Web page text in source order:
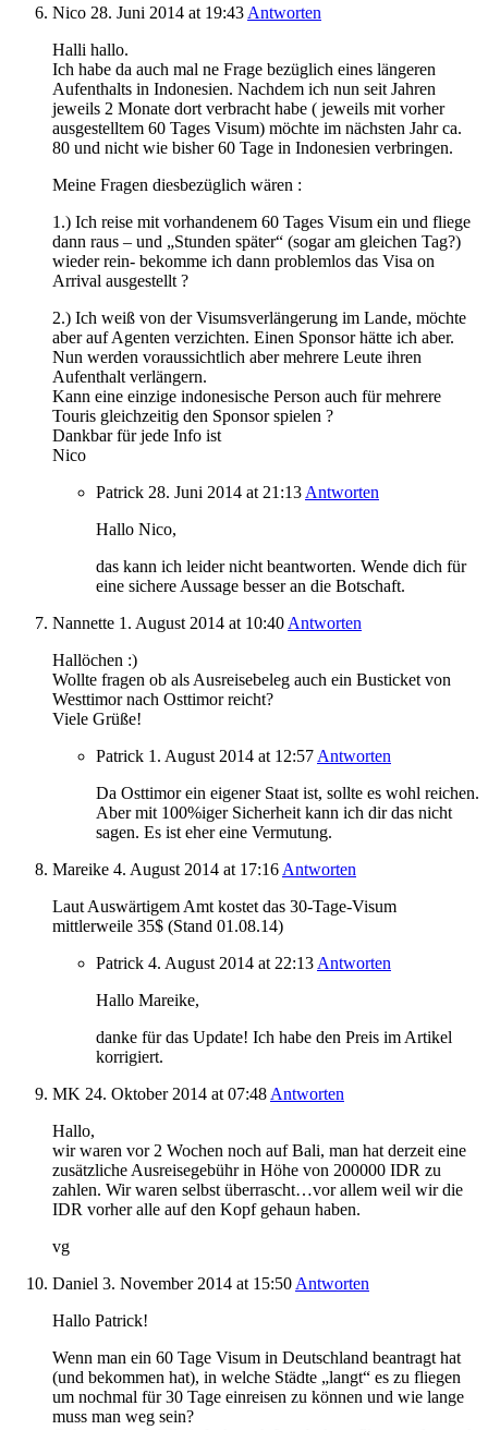
Nico 28. Juni 2014 at 19:43 Antworten
Halli hallo.
Ich habe da auch mal ne Frage bezüglich eines längeren
Aufenthalts in Indonesien. Nachdem ich nun seit Jahren
jeweils 2 Monate dort verbracht habe ( jeweils mit vorher
ausgestelltem 60 Tages Visum) möchte im nächsten Jahr ca.
80 und nicht wie bisher 60 Tage in Indonesien verbringen.
Meine Fragen diesbezüglich wären :
1.) Ich reise mit vorhandenem 60 Tages Visum ein und fliege
dann raus – und „Stunden später“ (sogar am gleichen Tag?)
wieder rein- bekomme ich dann problemlos das Visa on
Arrival ausgestellt ?
2.) Ich weiß von der Visumsverlängerung im Lande, möchte
aber auf Agenten verzichten. Einen Sponsor hätte ich aber.
Nun werden voraussichtlich aber mehrere Leute ihren
Aufenthalt verlängern.
Kann eine einzige indonesische Person auch für mehrere
Touris gleichzeitig den Sponsor spielen ?
Dankbar für jede Info ist
Nico
Patrick 28. Juni 2014 at 21:13 Antworten
Hallo Nico,
das kann ich leider nicht beantworten. Wende dich für
eine sichere Aussage besser an die Botschaft.
Nannette 1. August 2014 at 10:40 Antworten
Hallöchen :)
Wollte fragen ob als Ausreisebeleg auch ein Busticket von
Westtimor nach Osttimor reicht?
Viele Grüße!
Patrick 1. August 2014 at 12:57 Antworten
Da Osttimor ein eigener Staat ist, sollte es wohl reichen.
Aber mit 100%iger Sicherheit kann ich dir das nicht
sagen. Es ist eher eine Vermutung.
Mareike 4. August 2014 at 17:16 Antworten
Laut Auswärtigem Amt kostet das 30-Tage-Visum
mittlerweile 35$ (Stand 01.08.14)
Patrick 4. August 2014 at 22:13 Antworten
Hallo Mareike,
danke für das Update! Ich habe den Preis im Artikel
korrigiert.
MK 24. Oktober 2014 at 07:48 Antworten
Hallo,
wir waren vor 2 Wochen noch auf Bali, man hat derzeit eine
zusätzliche Ausreisegebühr in Höhe von 200000 IDR zu
zahlen. Wir waren selbst überrascht…vor allem weil wir die
IDR vorher alle auf den Kopf gehaun haben.
vg
Daniel 3. November 2014 at 15:50 Antworten
Hallo Patrick!
Wenn man ein 60 Tage Visum in Deutschland beantragt hat
(und bekommen hat), in welche Städte „langt“ es zu fliegen
um nochmal für 30 Tage einreisen zu können und wie lange
muss man weg sein?